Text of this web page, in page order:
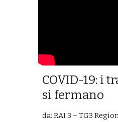
COVID-19: i
si fermano
da: RAI 3 – TG3